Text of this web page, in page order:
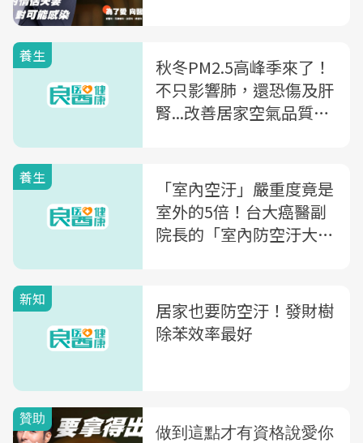
養生
秋冬PM2.5高峰季來了！
不只影響肺，還恐傷及肝
腎...改善居家空氣品質，
養生
「室內空汙」嚴重度竟是
室外的5倍！台大癌醫副
院長的「室內防空汙大
新知
居家也要防空汙！發財樹
除苯效率最好